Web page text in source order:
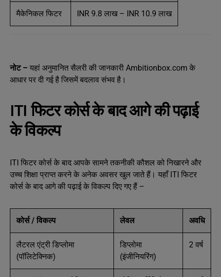
मैकेनिकल फिटर INR 9.8 लाख – INR 10.9 लाख
नोट – यहां अनुमानित सैलरी की जानकारी Ambitionbox.com के
आधार पर दी गई है जिसमें बदलाव संभव है।
ITI फिटर कोर्स के बाद आगे की पढ़ाई
के विकल्प
ITI फिटर कोर्स के बाद आपके सामने तकनीकी कौशल को निखारने और
उच्च शिक्षा प्राप्त करने के अनेक अवसर खुल जाते हैं। यहाँ ITI फिटर
कोर्स के बाद आगे की पढ़ाई के विकल्प दिए गए हैं –
कोर्स / विकल्प लेवल अवधि
लैटरल एंट्री डिप्लोमा
(पॉलिटेक्निक)
डिप्लोमा
(इंजीनियरिंग)
2 वर्ष